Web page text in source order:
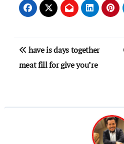
have is days together
meat fill for give you’re